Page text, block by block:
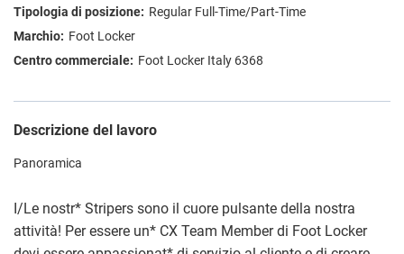
Regular Full-Time/Part-Time
Foot Locker
Foot Locker Italy 6368
Descrizione del lavoro
Panoramica
I/Le nostr* Stripers sono il cuore pulsante della nostra
attività! Per essere un* CX Team Member di Foot Locker